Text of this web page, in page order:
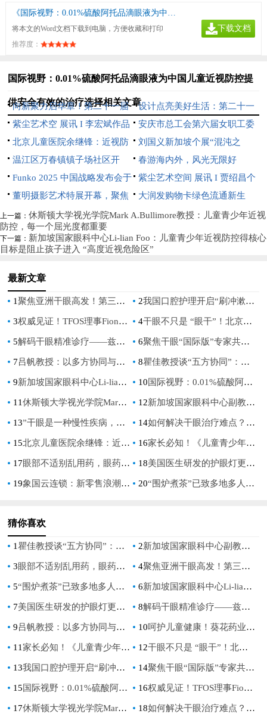
将本文的Word文档下载到电脑，方便收藏和打印
推荐度：
下载文档
国际视野：0.01%硫酸阿托品滴眼液为中国儿童近视防控提
供安全有效的治疗选择相关文章
向新聚力启华章！第二十一届
文博会中芬设计园分会场开幕
设计点亮美好生活：第二十一
届文博会中芬设计园分会场即将
开幕
紫尘艺术空 展讯 I 李宏斌作品
展【游心造境】
安庆市总工会第六届女职工委
员会 第一次全体会议在望江县
召开
北京儿童医院余继锋：近视防
控不是选择题，而是必答题
刘国义新加坡个展“混沌之
上”开幕：用超现实语言重构东
方灵性美学
温江区万春镇镇子场社区开
展“分类绿色低碳，共建地球家
园”垃圾分类宣传活动
春游海内外，风光无限好
Funko 2025 中国战略发布会于
深圳璀璨启航
紫尘艺术空间 展讯 I 贾绍昌个
展《花间术语》
董明摄影艺术特展开幕，聚焦
华人艺术家、黄山风光和抽象表
达
大润发购物卡绿色流通新生
态：京卡收以规范化服务破解资
源浪费难题
上一篇： 休斯顿大学视光学院Mark A.Bullimore教授：儿童青少年近视
防控，每一个屈光度都重要
下一篇： 新加坡国家眼科中心Li-lian Foo：儿童青少年近视防控得核心
目标是阻止孩子进入 “高度近视危险区”
最新文章
1聚焦亚洲干眼高发！第三届TFOS China解锁精准防治新路径 2我国口腔护理开启“刷冲漱”三维净护时代
3权威见证！TFOS理事Fiona：让世界看见中国干眼的崛起力量 4干眼不只是 “眼干”！北京同仁医院袁进教授解读公共健康新挑战
5解码干眼精准诊疗——兹润上市五周年暨眼健康病例分享会在全国眼科年会期间盛大举行 6聚焦干眼“国际版”专家共识，聆听眼表疾病全球之声
7吕帆教授：以多方协同与全流程管理守护儿童青少年清晰视界 8瞿佳教授谈“五方协同”：如何打出中国近视防控组合拳？
9新加坡国家眼科中心Li-lian Foo：儿童青少年近视防控得核心目标是阻止孩子进入 “高度近视危险区” 10 国际视野：0.01%硫酸阿托品滴眼液为中国儿童近视防控提供安全有效的治疗选择
11休斯顿大学视光学院Mark A.Bullimore教授：儿童青少年近视防控，每一个屈光度都重要 12新加坡国家眼科中心副教授Yu-chi Liu：抗炎治疗，打破干眼症恶性循环
13”干眼是一种慢性疾病，需要经过系统管理和长期治疗“刘祖国教授谈干眼治疗 14如何解决干眼治疗难点？拒接盲目用药，抗炎治疗是关键！
15北京儿童医院余继锋：近视防控不是选择题，而是必答题 16家长必知！《儿童青少年近视防控白皮书》揭秘近视防控新趋势
17眼部不适别乱用药，眼药水你真的用对了吗？ 18美国医生研发的护眼灯更好吗？
19象国云连锁：新零售浪潮的领航者，邀您共创价值新高地 20“围炉煮茶”已致多地多人中毒，“围炉煮茶”是饮茶文化的崛起吗？
猜你喜欢
1瞿佳教授谈“五方协同”：如何打出中国近视防控组合拳？ 2新加坡国家眼科中心副教授Yu-chi Liu：抗炎治疗，打破干眼症恶性循环
3眼部不适别乱用药，眼药水你真的用对了吗？ 4聚焦亚洲干眼高发！第三届TFOS China解锁精准防治新路径
5“围炉煮茶”已致多地多人中毒，“围炉煮茶”是饮茶文化的崛起吗？ 6新加坡国家眼科中心Li-lian Foo：儿童青少年近视防控得核心目标是阻止孩子进入 “高度近视危险区”
7美国医生研发的护眼灯更好吗？ 8解码干眼精准诊疗——兹润上市五周年暨眼健康病例分享会在全国眼科年会期间盛大举行
9吕帆教授：以多方协同与全流程管理守护儿童青少年清晰视界 10呵护儿童健康！葵花药业荣获“企业社会责任行业典范奖”
11家长必知！《儿童青少年近视防控白皮书》揭秘近视防控新趋势 12干眼不只是 “眼干”！北京同仁医院袁进教授解读公共健康新挑战
13我国口腔护理开启“刷冲漱”三维净护时代 14聚焦干眼“国际版”专家共识，聆听眼表疾病全球之声
15 国际视野：0.01%硫酸阿托品滴眼液为中国儿童近视防控提供安全有效的治疗选择 16权威见证！TFOS理事Fiona：让世界看见中国干眼的崛起力量
17休斯顿大学视光学院Mark A.Bullimore教授：儿童青少年近视防控，每一个屈光度都重要 18如何解决干眼治疗难点？拒接盲目用药，抗炎治疗是关键！